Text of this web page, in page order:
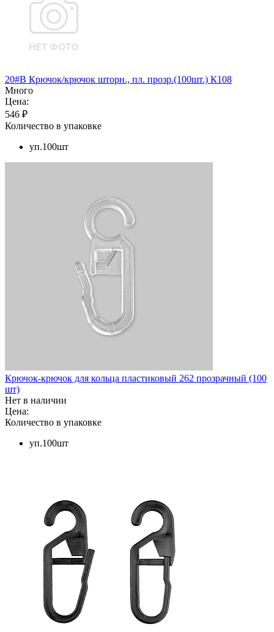
20#B Крючок/крючок шторн., пл. прозр.(100шт.) К108
Много
Цена:
546 ₽
Количество в упаковке
уп.100шт
Крючок-крючок для кольца пластиковый 262 прозрачный (100
шт)
Нет в наличии
Цена:
Количество в упаковке
уп.100шт